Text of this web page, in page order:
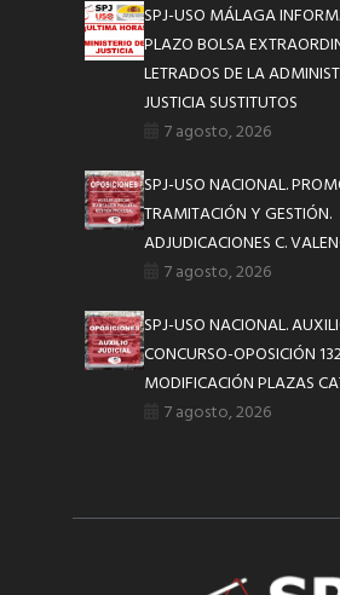
SPJ-USO MÁLAGA
PLAZO BOLSA
LETRADOS DE LA
JUSTICIA SUSTITUTOS
7 agosto, 2026
SPJ-USO NACIONAL.
TRAMITACIÓN Y GESTIÓN.
ADJUDICACIONES C.
7 agosto, 2026
SPJ-USO NACIONAL.
CONCURSO-OPOSICIÓN
MODIFICACIÓN PLAZAS
7 agosto, 2026